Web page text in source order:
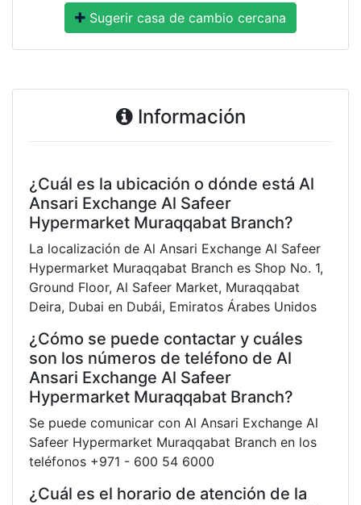
Sugerir casa de cambio cercana
Información
¿Cuál es la ubicación o dónde está Al
Ansari Exchange Al Safeer
Hypermarket Muraqqabat Branch?
La localización de Al Ansari Exchange Al Safeer
Hypermarket Muraqqabat Branch es Shop No. 1,
Ground Floor, Al Safeer Market, Muraqqabat
Deira, Dubai en Dubái, Emiratos Árabes Unidos
¿Cómo se puede contactar y cuáles
son los números de teléfono de Al
Ansari Exchange Al Safeer
Hypermarket Muraqqabat Branch?
Se puede comunicar con Al Ansari Exchange Al
Safeer Hypermarket Muraqqabat Branch en los
teléfonos +971 - 600 54 6000
¿Cuál es el horario de atención de la